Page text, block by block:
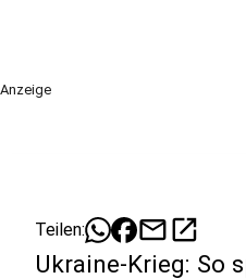
Anzeige
Teilen: mailopen_in_new
Ukraine-Krieg: So